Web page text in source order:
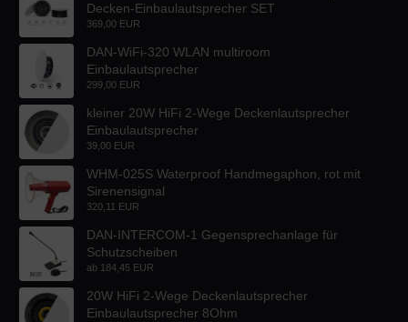
Decken-Einbaulautsprecher SET
369,00 EUR
DAN-WiFi-320 WLAN multiroom
Einbaulautsprecher
299,00 EUR
kleiner 20W HiFi 2-Wege Deckenlautsprecher
Einbaulautsprecher
39,00 EUR
WHM-025S Waterproof Handmegaphon, rot mit
Sirenensignal
320,11 EUR
DAN-INTERCOM-1 Gegensprechanlage für
Schutzscheiben
ab 184,45 EUR
20W HiFi 2-Wege Deckenlautsprecher
Einbaulautsprecher 8Ohm